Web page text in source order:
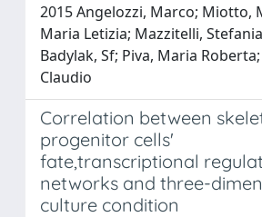
2015 Angelozzi, Marco; Miotto,
Maria Letizia; Mazzitelli,
Badylak, Sf; Piva, Maria
Claudio
Correlation between
progenitor cells'
fate,transcriptional
networks and three-
culture condition